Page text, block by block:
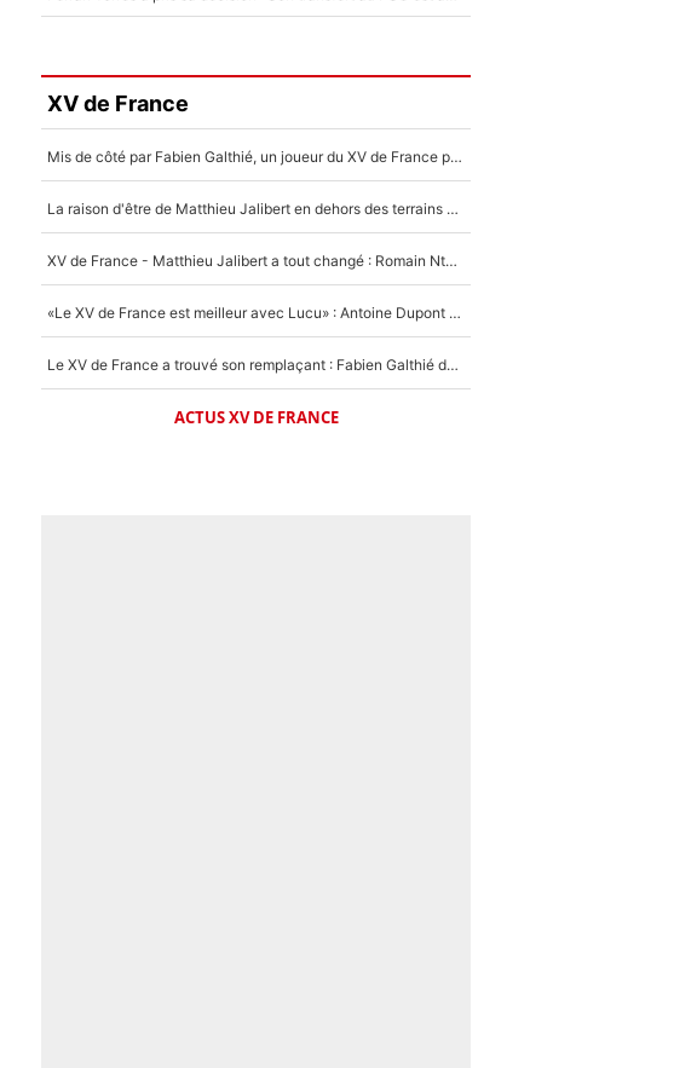
XV de France
Mis de côté par Fabien Galthié, un joueur du XV de France partage sa frustration : «ils ne me l’ont pas dit tout de suite»
La raison d'être de Matthieu Jalibert en dehors des terrains de rugby : «Ça m'atteint autant que si tu touches à un membre de ma famille»
XV de France - Matthieu Jalibert a tout changé : Romain Ntamack doit-il s’inquiéter pour sa place à un an de la Coupe du monde ?
«Le XV de France est meilleur avec Lucu» : Antoine Dupont doit-il s’inquiéter pour sa place ?
Le XV de France a trouvé son remplaçant : Fabien Galthié doit-il se passer d'Antoine Dupont ?
ACTUS XV DE FRANCE